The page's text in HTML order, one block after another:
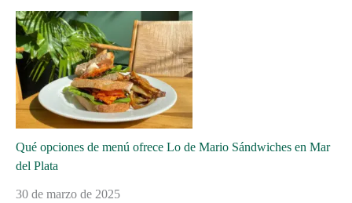
Qué opciones de menú ofrece Lo de Mario Sándwiches en Mar
del Plata
30 de marzo de 2025